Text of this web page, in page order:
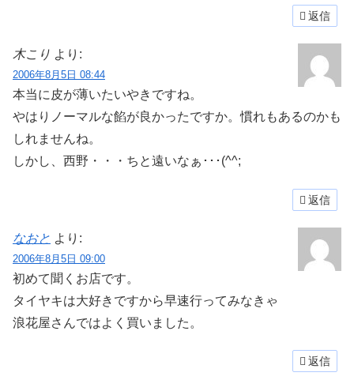
返信
木こり より:
2006年8月5日 08:44
本当に皮が薄いたいやきですね。
やはりノーマルな餡が良かったですか。慣れもあるのかも
しれませんね。
しかし、西野・・・ちと遠いなぁ･･･(^^;
返信
なおと より:
2006年8月5日 09:00
初めて聞くお店です。
タイヤキは大好きですから早速行ってみなきゃ
浪花屋さんではよく買いました。
返信